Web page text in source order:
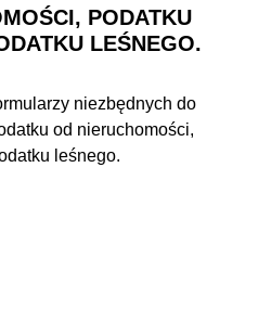
PODATKU
LEŚNEGO.
niezbędnych do
od nieruchomości,
leśnego.